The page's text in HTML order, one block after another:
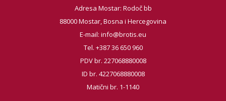
Adresa Mostar: Rodoč bb
88000 Mostar, Bosna i Hercegovina
E-mail: info@brotis.eu
Tel. +387 36 650 960
PDV br. 227068880008
ID br. 4227068880008
Matični br. 1-1140